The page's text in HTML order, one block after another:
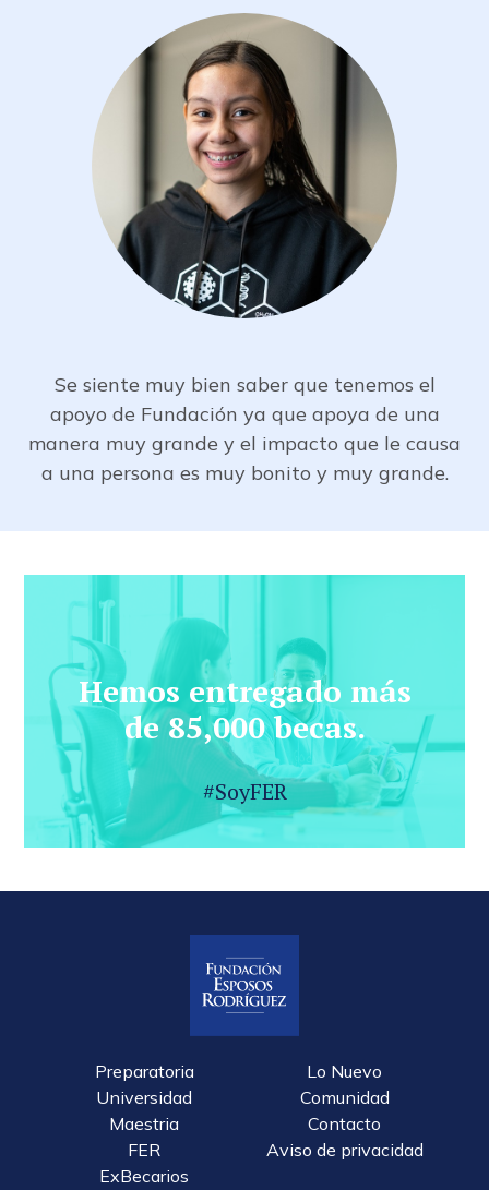
Se siente muy bien saber que tenemos el
apoyo de Fundación ya que apoya de una
manera muy grande y el impacto que le causa
a una persona es muy bonito y muy grande.
Hemos entregado más
de 85,000 becas.
#SoyFER
Preparatoria
Universidad
Maestria
FER
ExBecarios
Lo Nuevo
Comunidad
Contacto
Aviso de privacidad